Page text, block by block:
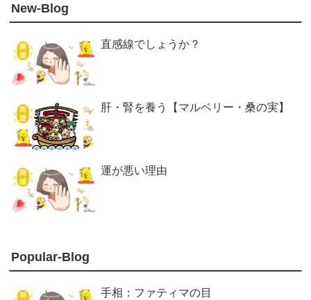
New-Blog
直感線でしょうか？
肝・腎を養う【マルベリー・桑の実】
運が悪い理由
Popular-Blog
手相：ファティマの目